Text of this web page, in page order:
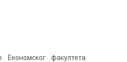
Економског факултета